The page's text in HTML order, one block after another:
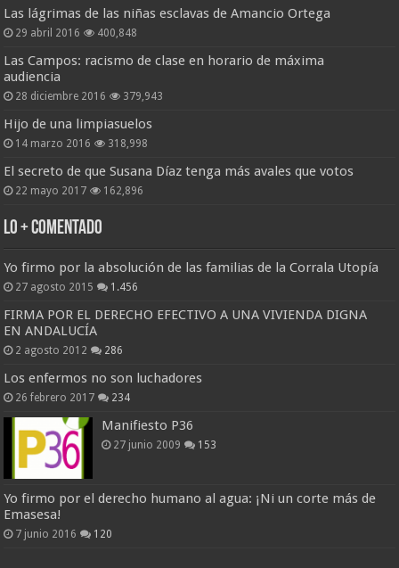
Las lágrimas de las niñas esclavas de Amancio Ortega
29 abril 2016 400,848
Las Campos: racismo de clase en horario de máxima
audiencia
28 diciembre 2016 379,943
Hijo de una limpiasuelos
14 marzo 2016 318,998
El secreto de que Susana Díaz tenga más avales que votos
22 mayo 2017 162,896
Lo + Comentado
Yo firmo por la absolución de las familias de la Corrala Utopía
27 agosto 2015 1.456
FIRMA POR EL DERECHO EFECTIVO A UNA VIVIENDA DIGNA
EN ANDALUCÍA
2 agosto 2012 286
Los enfermos no son luchadores
26 febrero 2017 234
Manifiesto P36
27 junio 2009 153
Yo firmo por el derecho humano al agua: ¡Ni un corte más de
Emasesa!
7 junio 2016 120